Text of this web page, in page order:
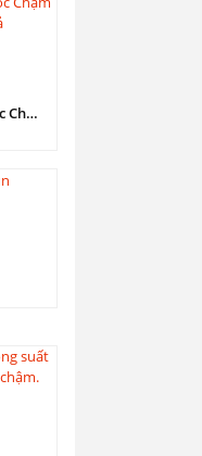
Máy Hút Phân Heo Họng 75 Tốc Chậm Chống Tắc Họng Hiệu Quả